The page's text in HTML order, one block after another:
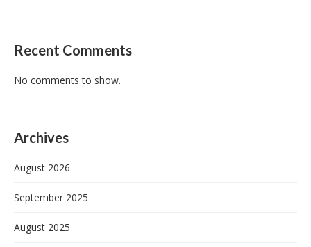
Recent Comments
No comments to show.
Archives
August 2026
September 2025
August 2025